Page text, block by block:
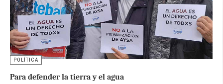
POLÍTICA
Para defender la tierra y el agua